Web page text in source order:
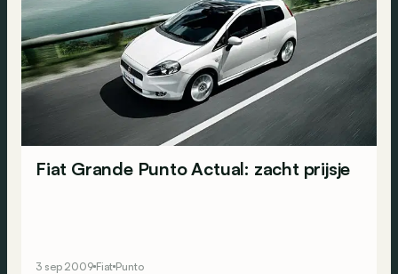
Fiat Grande Punto Actual: zacht prijsje
3 sep 2009 Fiat Punto